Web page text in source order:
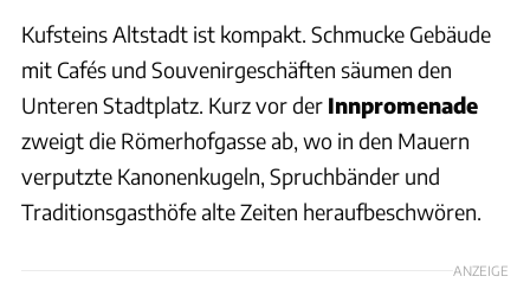
Kufsteins Altstadt ist kompakt. Schmucke Gebäude
mit Cafés und Souvenirgeschäften säumen den
Unteren Stadtplatz. Kurz vor der Innpromenade
zweigt die Römerhofgasse ab, wo in den Mauern
verputzte Kanonenkugeln, Spruchbänder und
Traditionsgasthöfe alte Zeiten heraufbeschwören.
ANZEIGE